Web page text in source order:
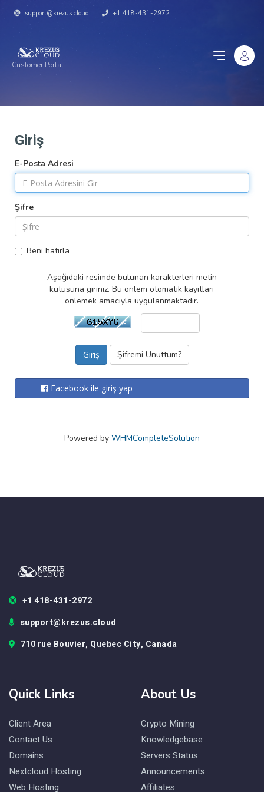
support@krezus.cloud +1 418-431-2972
Customer Portal
Giriş
E-Posta Adresi
Şifre
Beni hatırla
Aşağıdaki resimde bulunan karakterleri metin
kutusuna giriniz. Bu önlem otomatik kayıtları
önlemek amacıyla uygulanmaktadır.
Şifremi Unuttum?
Facebook ile giriş yap
Powered by WHMCompleteSolution
+1 418-431-2972
support@krezus.cloud
710 rue Bouvier, Quebec City, Canada
Quick Links
Client Area
Contact Us
Domains
Nextcloud Hosting
Web Hosting
About Us
Crypto Mining
Knowledgebase
Servers Status
Announcements
Affiliates